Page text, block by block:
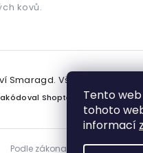
Tento
tohoto
informací
kovů.
Smaragd. Všechna práva
Shoptetak.cz
Podle zákona o evidenci tržeb